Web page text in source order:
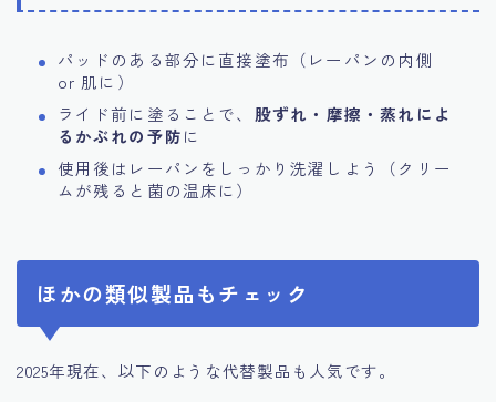
パッドのある部分に直接塗布（レーパンの内側
or 肌に）
ライド前に塗ることで、 股ずれ・摩擦・蒸れによ
るかぶれの予防に
使用後はレーパンをしっかり洗濯しよう（クリー
ムが残ると菌の温床に）
ほかの類似製品もチェック
2025年現在、以下のような代替製品も人気です。